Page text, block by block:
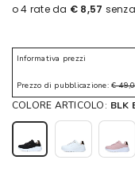
Informativa prezzi
Prezzo di pubblicazione: €
COLORE ARTICOLO: BLK